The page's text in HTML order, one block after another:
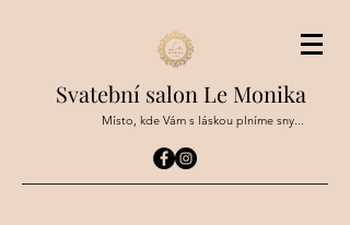
Svatební salon Le Monika
Místo, kde Vám s láskou plníme sny...